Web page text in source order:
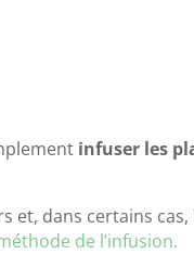
infuser les
et, dans certains cas,
de l’infusion.